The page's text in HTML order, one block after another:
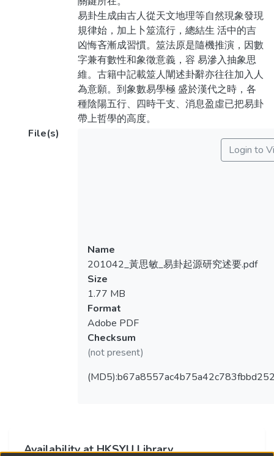
易卦生成由古人從天文地理等自然現象發現
規律始，加上卜筮流行，總結生 活中的吉
凶悔吝漸成習慣。筮法原是隨機推演，因數
字兼有數性和象徵意義，容 易滲入抽象思
維。古籍中記載筮人闡述卦辭亦往往加入人
為意願。到象數易學極 盛於漢代之時，各
種陰陽五行、四時干支、消息盈虛已把易卦
帶上哲學的高度。
File(s)
Login to
Name
201042_黃思敏_易卦起源研究述要.pdf
Size
1.77 MB
Format
Adobe PDF
Checksum
(not present)
Availability at HKSYU Library